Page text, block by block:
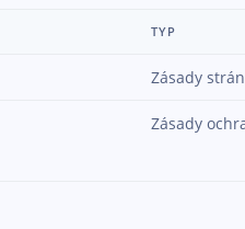
TYP
Zásady
Zásady